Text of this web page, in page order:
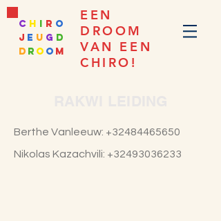
c h i r o
j e u g d
d r o o m
EEN
DROOM
VAN EEN
CHIRO!
Berthe Vanleeuw: +32484465650
Nikolas Kazachvili: +32493036233